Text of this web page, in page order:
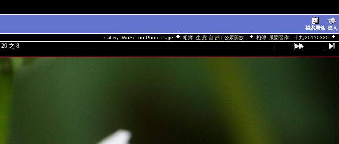
檔案屬性 登入
Gallery: WoSoLoo Photo Page 相簿: 生 態 自 然 [ 公眾開放 ] 相簿: 鳳園習作二十九 20110320
20 之 8